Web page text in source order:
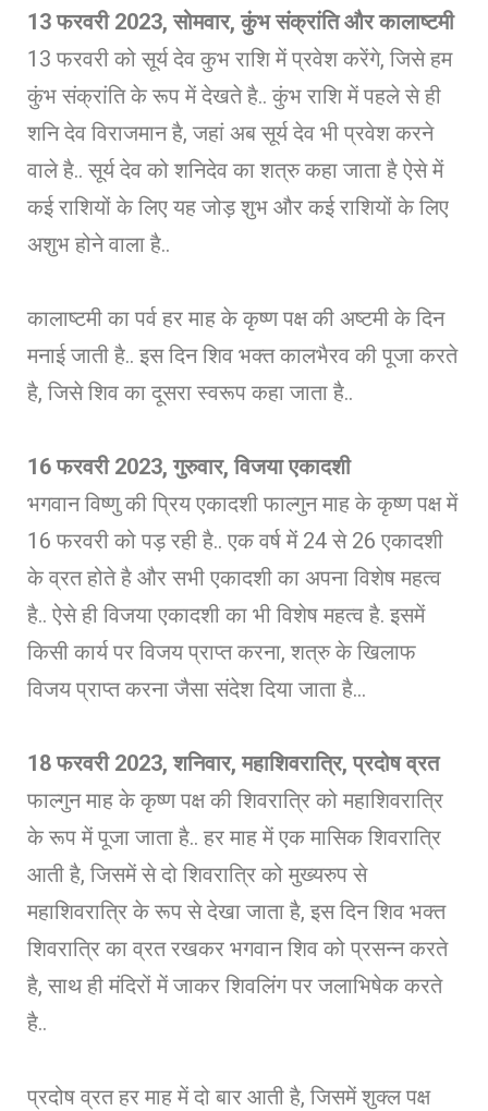
13 फरवरी 2023, सोमवार, कुंभ संक्रांति और कालाष्टमी
13 फरवरी को सूर्य देव कुभ राशि में प्रवेश करेंगे, जिसे हम
कुंभ संक्रांति के रूप में देखते है.. कुंभ राशि में पहले से ही
शनि देव विराजमान है, जहां अब सूर्य देव भी प्रवेश करने
वाले है.. सूर्य देव को शनिदेव का शत्रु कहा जाता है ऐसे में
कई राशियों के लिए यह जोड़ शुभ और कई राशियों के लिए
अशुभ होने वाला है..
कालाष्टमी का पर्व हर माह के कृष्ण पक्ष की अष्टमी के दिन
मनाई जाती है.. इस दिन शिव भक्त कालभैरव की पूजा करते
है, जिसे शिव का दूसरा स्वरूप कहा जाता है..
16 फरवरी 2023, गुरुवार, विजया एकादशी
भगवान विष्णु की प्रिय एकादशी फाल्गुन माह के कृष्ण पक्ष में
16 फरवरी को पड़ रही है.. एक वर्ष में 24 से 26 एकादशी
के व्रत होते है और सभी एकादशी का अपना विशेष महत्व
है.. ऐसे ही विजया एकादशी का भी विशेष महत्व है. इसमें
किसी कार्य पर विजय प्राप्त करना, शत्रु के खिलाफ
विजय प्राप्त करना जैसा संदेश दिया जाता है…
18 फरवरी 2023, शनिवार, महाशिवरात्रि, प्रदोष व्रत
फाल्गुन माह के कृष्ण पक्ष की शिवरात्रि को महाशिवरात्रि
के रूप में पूजा जाता है.. हर माह में एक मासिक शिवरात्रि
आती है, जिसमें से दो शिवरात्रि को मुख्यरुप से
महाशिवरात्रि के रूप से देखा जाता है, इस दिन शिव भक्त
शिवरात्रि का व्रत रखकर भगवान शिव को प्रसन्न करते
है, साथ ही मंदिरों में जाकर शिवलिंग पर जलाभिषेक करते
है..
प्रदोष व्रत हर माह में दो बार आती है, जिसमें शुक्ल पक्ष